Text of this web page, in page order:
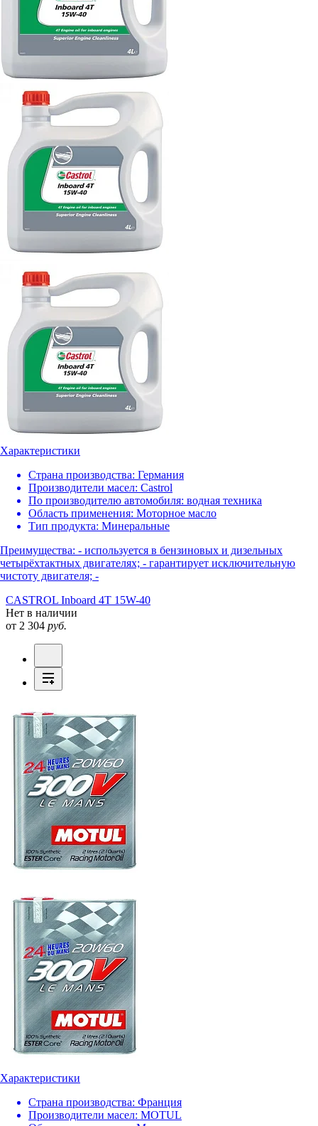
Характеристики
Страна производства: Германия
Производители масел: Castrol
По производителю автомобиля: водная техника
Область применения: Моторное масло
Тип продукта: Минеральные
Преимущества: - используется в бензиновых и дизельных
четырёхтактных двигателях; - гарантирует исключительную
чистоту двигателя; -
CASTROL Inboard 4T 15W-40
Нет в наличии
от 2 304 руб.
Характеристики
Страна производства: Франция
Производители масел: MOTUL